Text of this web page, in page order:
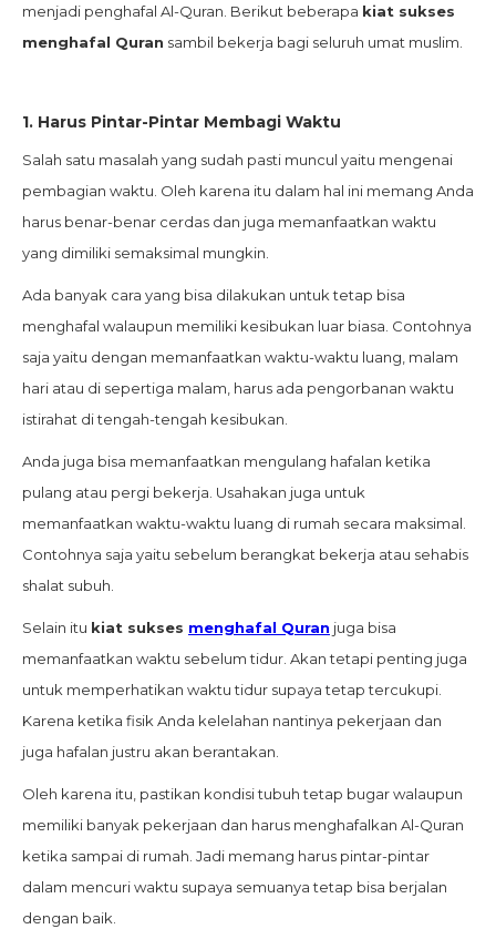
menjadi penghafal Al-Quran. Berikut beberapa kiat sukses
menghafal Quran sambil bekerja bagi seluruh umat muslim.
1. Harus Pintar-Pintar Membagi Waktu
Salah satu masalah yang sudah pasti muncul yaitu mengenai
pembagian waktu. Oleh karena itu dalam hal ini memang Anda
harus benar-benar cerdas dan juga memanfaatkan waktu
yang dimiliki semaksimal mungkin.
Ada banyak cara yang bisa dilakukan untuk tetap bisa
menghafal walaupun memiliki kesibukan luar biasa. Contohnya
saja yaitu dengan memanfaatkan waktu-waktu luang, malam
hari atau di sepertiga malam, harus ada pengorbanan waktu
istirahat di tengah-tengah kesibukan.
Anda juga bisa memanfaatkan mengulang hafalan ketika
pulang atau pergi bekerja. Usahakan juga untuk
memanfaatkan waktu-waktu luang di rumah secara maksimal.
Contohnya saja yaitu sebelum berangkat bekerja atau sehabis
shalat subuh.
Selain itu kiat sukses menghafal Quran juga bisa
memanfaatkan waktu sebelum tidur. Akan tetapi penting juga
untuk memperhatikan waktu tidur supaya tetap tercukupi.
Karena ketika fisik Anda kelelahan nantinya pekerjaan dan
juga hafalan justru akan berantakan.
Oleh karena itu, pastikan kondisi tubuh tetap bugar walaupun
memiliki banyak pekerjaan dan harus menghafalkan Al-Quran
ketika sampai di rumah. Jadi memang harus pintar-pintar
dalam mencuri waktu supaya semuanya tetap bisa berjalan
dengan baik.